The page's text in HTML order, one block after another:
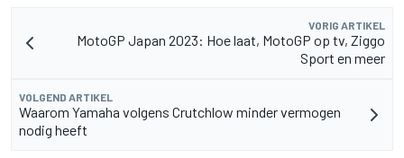
VORIG ARTIKEL
MotoGP Japan 2023: Hoe laat, MotoGP op tv, Ziggo
Sport en meer
VOLGEND ARTIKEL
Waarom Yamaha volgens Crutchlow minder vermogen
nodig heeft